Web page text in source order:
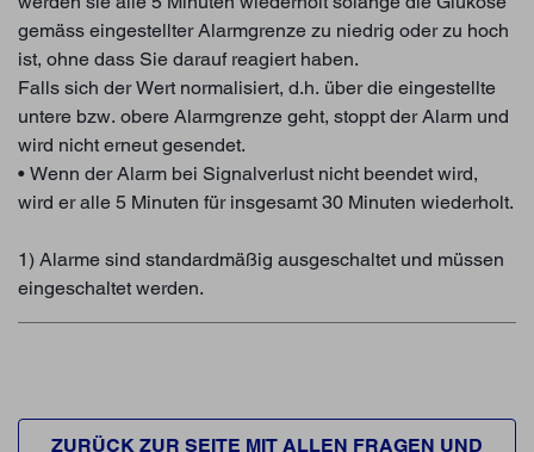
gemäss eingestellter Alarmgrenze zu niedrig oder zu hoch
ist, ohne dass Sie darauf reagiert haben.
Falls sich der Wert normalisiert, d.h. über die eingestellte
untere bzw. obere Alarmgrenze geht, stoppt der Alarm und
wird nicht erneut gesendet.
• Wenn der Alarm bei Signalverlust nicht beendet wird,
wird er alle 5 Minuten für insgesamt 30 Minuten wiederholt.
1) Alarme sind standardmäßig ausgeschaltet und müssen
eingeschaltet werden.
ZURÜCK ZUR SEITE MIT ALLEN FRAGEN UND